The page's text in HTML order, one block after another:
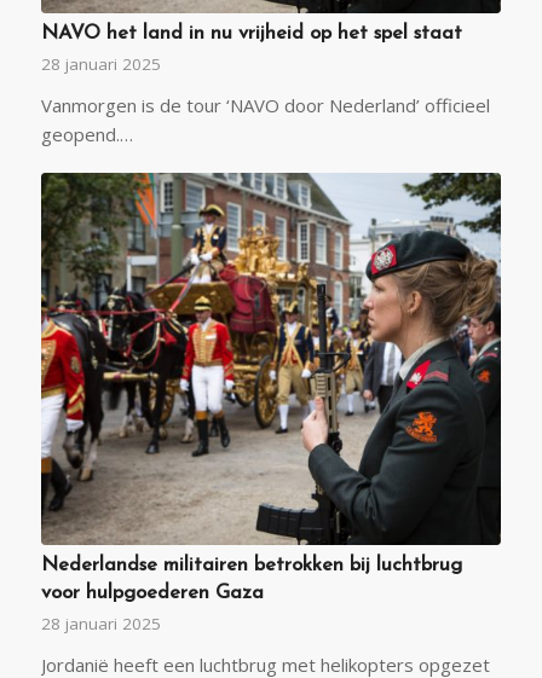
NAVO het land in nu vrijheid op het spel staat
28 januari 2025
Vanmorgen is de tour ‘NAVO door Nederland’ officieel
geopend.…
Nederlandse militairen betrokken bij luchtbrug
voor hulpgoederen Gaza
28 januari 2025
Jordanië heeft een luchtbrug met helikopters opgezet